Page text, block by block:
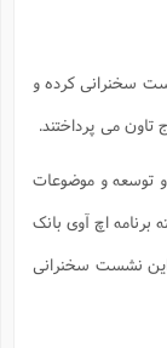
سخنرانی کرده و
می پرداختند.
توسعه و موضوعات
اچ آوی بانک
این نشست سخنرانی